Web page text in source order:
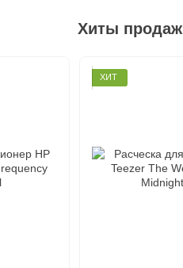
Хиты продаж
ХИТ